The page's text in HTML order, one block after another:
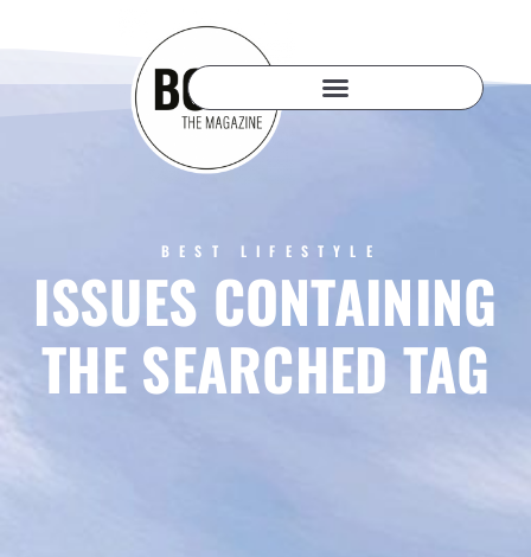
BEST LIFESTYLE
ISSUES CONTAINING
THE SEARCHED TAG